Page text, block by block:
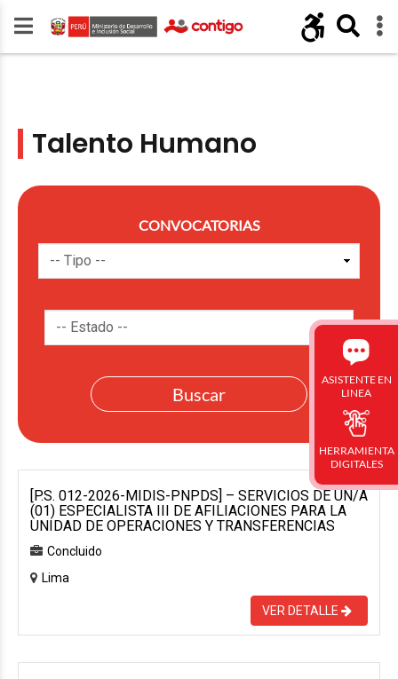
Talento Humano
CONVOCATORIAS
[P.S. 012-2026-MIDIS-PNPDS] – SERVICIOS DE UN/A
(01) ESPECIALISTA III DE AFILIACIONES PARA LA
UNIDAD DE OPERACIONES Y TRANSFERENCIAS
Concluido
Lima
VER DETALLE
ASISTENTE EN
LINEA
HERRAMIENTA
DIGITALES